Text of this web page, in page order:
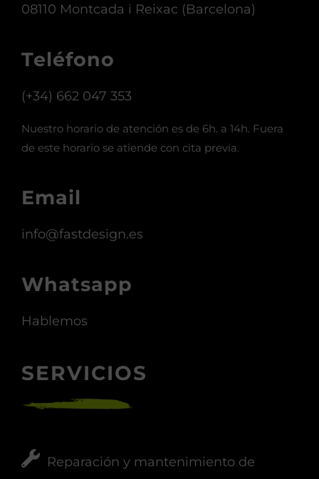
08110 Montcada i Reixac (Barcelona)
Teléfono
(+34) 662 047 353
Nuestro horario de atención es de 6h. a 14h. Fuera
de este horario se atiende con cita previa.
Email
info@fastdesign.es
Whatsapp
Hablemos
SERVICIOS
Reparación y mantenimiento de